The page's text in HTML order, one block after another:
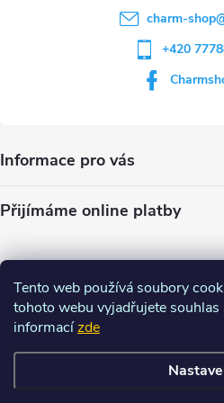
Tento web používá soubory
tohoto webu vyjadřujete
informacízde
charm-shop
+420
Informace pro vás
Přijímáme online platby